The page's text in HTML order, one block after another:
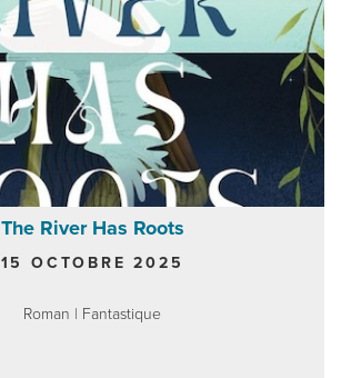
The River Has Roots
15 OCTOBRE 2025
Roman | Fantastique